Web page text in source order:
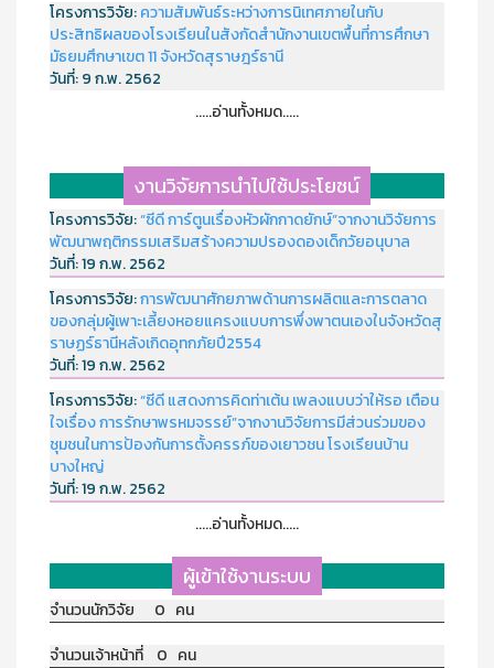
โครงการวิจัย:ความสัมพันธ์ระหว่างการนิเทศภายในกับ
ประสิทธิผลของโรงเรียนในสังกัดสำนักงานเขตพื้นที่การศึกษา
มัธยมศึกษาเขต 11 จังหวัดสุราษฎร์ธานี
วันที่:9 ก.พ. 2562
.....อ่านทั้งหมด.....
งานวิจัยการนำไปใช้ประโยชน์
โครงการวิจัย:“ซีดี การ์ตูนเรื่องหัวผักกาดยักษ์”จากงานวิจัยการ
พัฒนาพฤติกรรมเสริมสร้างความปรองดองเด็กวัยอนุบาล
วันที่:19 ก.พ. 2562
โครงการวิจัย:การพัฒนาศักยภาพด้านการผลิตและการตลาด
ของกลุ่มผู้เพาะเลี้ยงหอยแครงแบบการพึ่งพาตนเองในจังหวัดสุ
ราษฏร์ธานีหลังเกิดอุทกภัยปี2554
วันที่:19 ก.พ. 2562
โครงการวิจัย:“ซีดี แสดงการคิดท่าเต้น เพลงแบบว่าให้รอ เตือน
ใจเรื่อง การรักษาพรหมจรรย์”จากงานวิจัยการมีส่วนร่วมของ
ชุมชนในการป้องกันการตั้งครรภ์ของเยาวชน โรงเรียนบ้าน
บางใหญ่
วันที่:19 ก.พ. 2562
.....อ่านทั้งหมด.....
ผู้เข้าใช้งานระบบ
จำนวนนักวิจัย 0 คน
จำนวนเจ้าหน้าที่ 0 คน